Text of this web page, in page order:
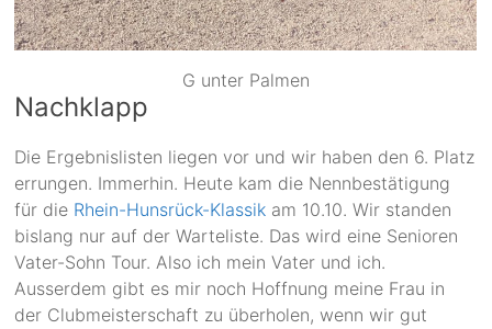
G unter Palmen
Nachklapp
Die Ergebnislisten liegen vor und wir haben den 6. Platz
errungen. Immerhin. Heute kam die Nennbestätigung
für die Rhein-Hunsrück-Klassik am 10.10. Wir standen
bislang nur auf der Warteliste. Das wird eine Senioren
Vater-Sohn Tour. Also ich mein Vater und ich.
Ausserdem gibt es mir noch Hoffnung meine Frau in
der Clubmeisterschaft zu überholen, wenn wir gut